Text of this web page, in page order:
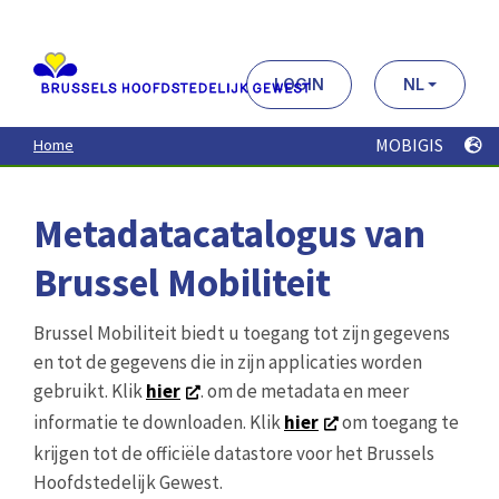
contenu
principal
LOGIN NL
Home MOBIGIS
Metadatacatalogus van
Brussel Mobiliteit
Brussel Mobiliteit biedt u toegang tot zijn gegevens
en tot de gegevens die in zijn applicaties worden
gebruikt. Klikhier
. om de metadata en meer
informatie te downloaden. Klikhier
om toegang te
krijgen tot de officiële datastore voor het Brussels
Hoofdstedelijk Gewest.